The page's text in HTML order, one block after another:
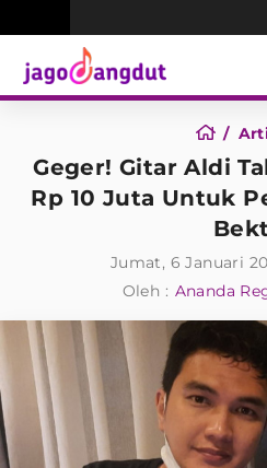
Geger! Gitar Aldi
Rp 10 Juta Untuk
Jumat, 6 Januari
Oleh : Ananda